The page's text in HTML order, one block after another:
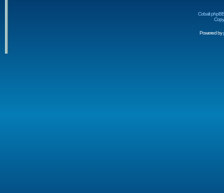
Cobalt
Powered by